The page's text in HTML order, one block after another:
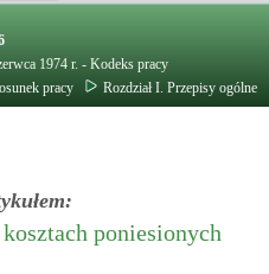
1974 r. - Kodeks pracy
pracy Rozdział I. Przepisy ogólne
poniesionych